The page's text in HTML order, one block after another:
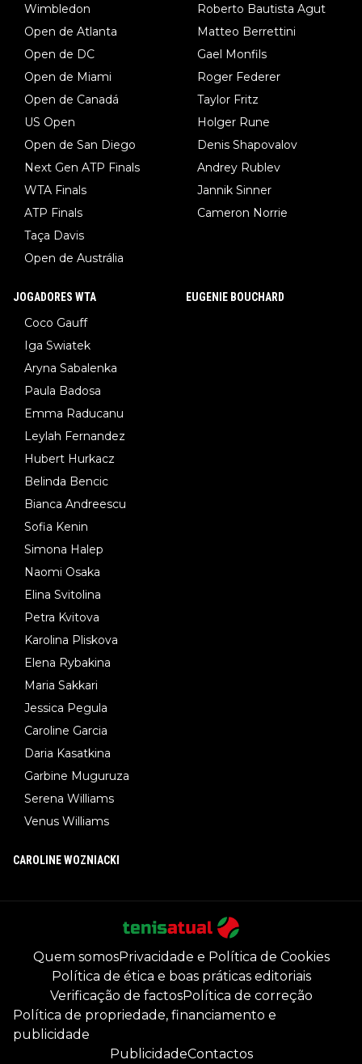
Wimbledon
Open de Atlanta
Open de DC
Open de Miami
Open de Canadá
US Open
Open de San Diego
Next Gen ATP Finals
WTA Finals
ATP Finals
Taça Davis
Open de Austrália
Roberto Bautista Agut
Matteo Berrettini
Gael Monfils
Roger Federer
Taylor Fritz
Holger Rune
Denis Shapovalov
Andrey Rublev
Jannik Sinner
Cameron Norrie
JOGADORES WTA
Coco Gauff
Iga Swiatek
Aryna Sabalenka
Paula Badosa
Emma Raducanu
Leylah Fernandez
Hubert Hurkacz
Belinda Bencic
Bianca Andreescu
Sofia Kenin
Simona Halep
Naomi Osaka
Elina Svitolina
Petra Kvitova
Karolina Pliskova
Elena Rybakina
Maria Sakkari
Jessica Pegula
Caroline Garcia
Daria Kasatkina
Garbine Muguruza
Serena Williams
Venus Williams
EUGENIE BOUCHARD
CAROLINE WOZNIACKI
Quem somosPrivacidade e Política de Cookies
Política de ética e boas práticas editoriais
Verificação de factosPolítica de correção
Política de propriedade, financiamento e
publicidade
PublicidadeContactos